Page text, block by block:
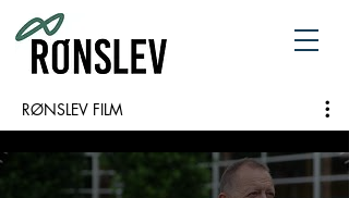
RØNSLEV FILM